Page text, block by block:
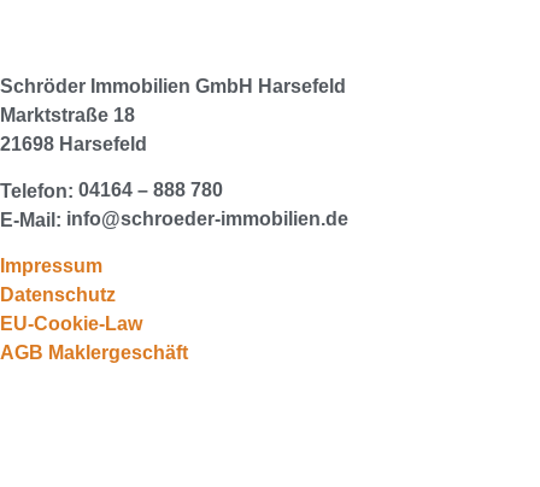
Schröder Immobilien GmbH Harsefeld
Marktstraße 18
21698 Harsefeld
Telefon: 04164 – 888 780
E-Mail: info@schroeder-immobilien.de
Impressum
Datenschutz
EU-Cookie-Law
AGB Maklergeschäft